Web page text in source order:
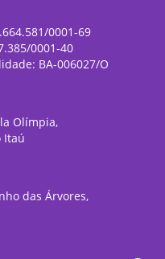
0001-69
0001-40
BA-006027/O
Olímpia,
Itaú
das Árvores,